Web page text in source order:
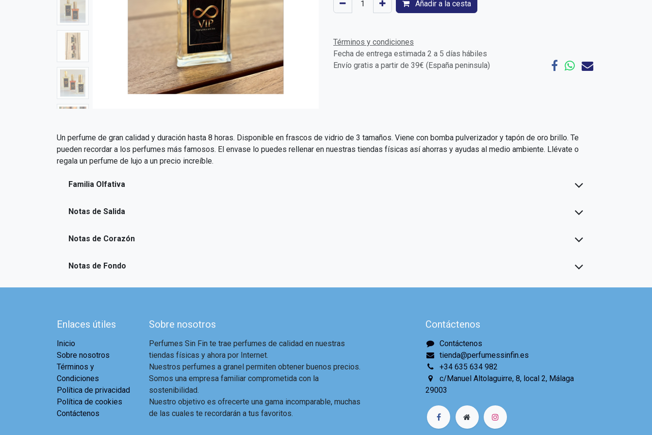
Añadir a la cesta
Términos y condiciones
Fecha de entrega estimada 2 a 5 días hábiles
Envío gratis a partir de 39€ (España peninsula)
Un perfume de gran calidad y duración hasta 8 horas. Disponible en frascos de vidrio de 3 tamaños. Viene con bomba pulverizador y tapón de oro brillo. Te
pueden recordar a los perfumes más famosos. El envase lo puedes rellenar en nuestras tiendas físicas así ahorras y ayudas al medio ambiente. Llévate o
regala un perfume de lujo a un precio increíble.
Familia Olfativa
Notas de Salida
Notas de Corazón
Notas de Fondo
Enlaces útiles
Inicio
Sobre nosotros
Términos y
Condiciones
Política de privacidad
Política de cookies
Contáctenos
Sobre nosotros
Perfumes Sin Fin te trae perfumes de calidad en nuestras
tiendas físicas y ahora por Internet.
Nuestros perfumes a granel permiten obtener buenos precios.
Somos una empresa familiar comprometida con la
sostenibilidad.
Nuestro objetivo es ofrecerte una gama incomparable, muchas
de las cuales te recordarán a tus favoritos.
Contáctenos
Contáctenos
tienda@perfumessinfin.es
+34 635 634 982
c/Manuel Altolaguirre, 8, local 2, Málaga
29003